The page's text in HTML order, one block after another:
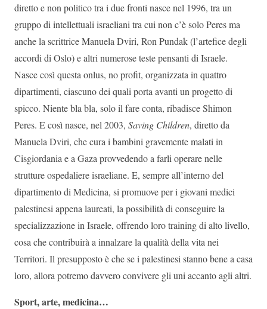
diretto e non politico tra i due fronti nasce nel 1996, tra un
gruppo di intellettuali israeliani tra cui non c’è solo Peres ma
anche la scrittrice Manuela Dviri, Ron Pundak (l’artefice degli
accordi di Oslo) e altri numerose teste pensanti di Israele.
Nasce così questa onlus, no profit, organizzata in quattro
dipartimenti, ciascuno dei quali porta avanti un progetto di
spicco. Niente bla bla, solo il fare conta, ribadisce Shimon
Peres. E così nasce, nel 2003, Saving Children, diretto da
Manuela Dviri, che cura i bambini gravemente malati in
Cisgiordania e a Gaza provvedendo a farli operare nelle
strutture ospedaliere israeliane. E, sempre all’interno del
dipartimento di Medicina, si promuove per i giovani medici
palestinesi appena laureati, la possibilità di conseguire la
specializzazione in Israele, offrendo loro training di alto livello,
cosa che contribuirà a innalzare la qualità della vita nei
Territori. Il presupposto è che se i palestinesi stanno bene a casa
loro, allora potremo davvero convivere gli uni accanto agli altri.
Sport, arte, medicina…